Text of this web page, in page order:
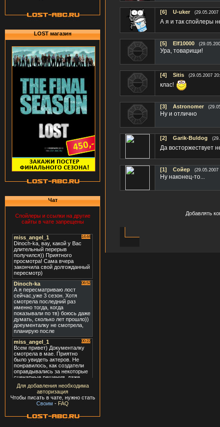
LOST магазин
Чат
Спойлеры и ссылки на другие
сайты в чате запрещены
Для добавления необходима
авторизация
Чтобы писать в чате, нужно стать
Своим - FAQ
[6] U-uker (29.05.2007
А я и так спойлеры
[5] Elf10000
Ура, товарищи!
[4] Sitis (29.05.2007
клас!
[3] Astronomer
Ну и отлично
[2] Garik-Buldog
Да восторжествует
[1] Сойер (29.05.2007
Ну наконец-то...
Добавлять